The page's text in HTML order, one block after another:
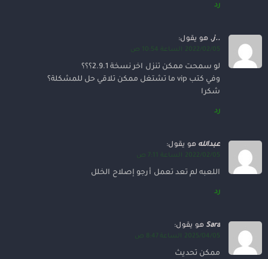
رد
..ز. هو يقول:
2022/02/05 الساعة 10:54 ص
لو سمحت ممكن تنزل اخر نسخة 2.9.1؟؟؟
وفي كتب vip ما تشتغل ممكن تلاقي حل للمشكلة؟
شكرا
رد
عبدالله هو يقول:
2022/02/05 الساعة 7:11 ص
اللعبه لم تعد تعمل أرجو إصلاح الخلل
رد
Sara هو يقول:
2025/04/05 الساعة 8:47 ص
ممكن تحديث